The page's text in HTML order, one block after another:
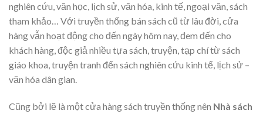
nghiên cứu, văn học, lịch sử, văn hóa, kinh tế, ngoại văn, sách
tham khảo… Với truyền thống bán sách cũ từ lâu đời, cửa
hàng vẫn hoạt động cho đến ngày hôm nay, đem đến cho
khách hàng, độc giả nhiều tựa sách, truyện, tạp chí từ sách
giáo khoa, truyện tranh đến sách nghiên cứu kinh tế, lịch sử –
văn hóa dân gian.
Cũng bởi lẽ là một cửa hàng sách truyền thống nên Nhà sách